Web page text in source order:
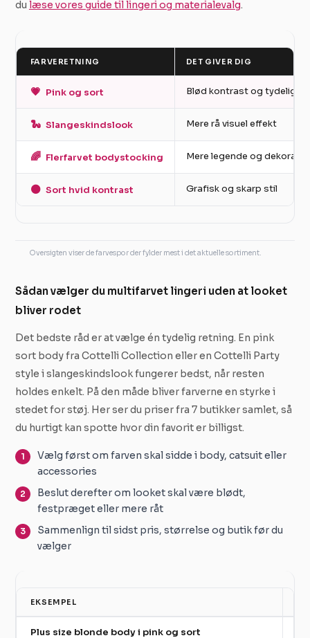
du læse vores guide til lingeri og materialevalg.
FARVERETNING DET GIVER DIG
💗 Pink og sort Blød kontrast og tydelig
🐍 Slangeskindslook Mere rå visuel effekt
🌈 Flerfarvet bodystocking Mere legende og
⚫ Sort hvid kontrast Grafisk og skarp stil
Oversigten viser de farvespor der fylder mest i det aktuelle sortiment.
Sådan vælger du multifarvet lingeri uden at looket
bliver rodet
Det bedste råd er at vælge én tydelig retning. En pink
sort body fra Cottelli Collection eller en Cottelli Party
style i slangeskindslook fungerer bedst, når resten
holdes enkelt. På den måde bliver farverne en styrke i
stedet for støj. Her ser du priser fra 7 butikker samlet, så
du hurtigt kan spotte hvor din favorit er billigst.
Vælg først om farven skal sidde i body, catsuit eller
accessories
Beslut derefter om looket skal være blødt,
festpræget eller mere råt
Sammenlign til sidst pris, størrelse og butik før du
vælger
EKSEMPEL
Plus size blonde body i pink og sort